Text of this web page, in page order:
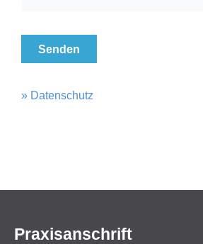
» Datenschutz
Praxisanschrift